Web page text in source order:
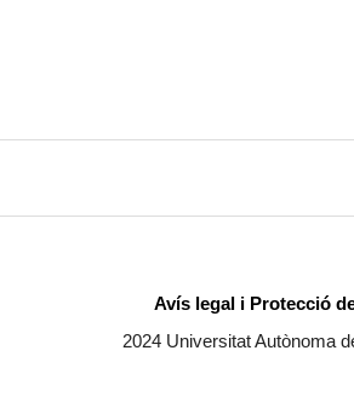
Avís legal i Protecció
2024 Universitat Autònoma